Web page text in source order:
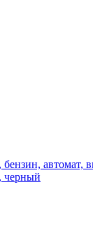
автомат,
черный